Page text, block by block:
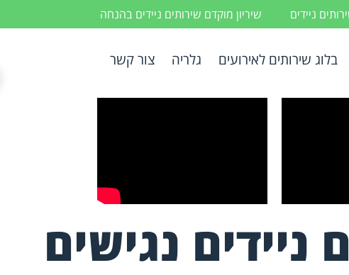
ניידים שיריון מוקדם שירותים ניידים בהנחה
בלוג שירותים לאירועים גלריה צור קשר
ניידים נגישים